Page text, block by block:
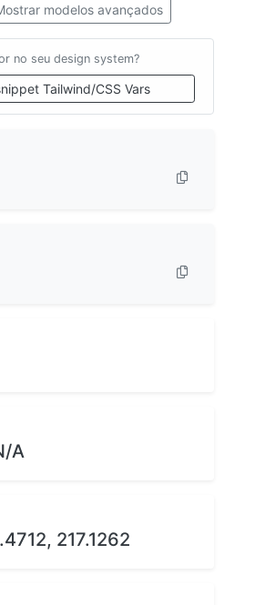
modelos avançados
no seu design system?
Tailwind/CSS Vars
A
217.1262